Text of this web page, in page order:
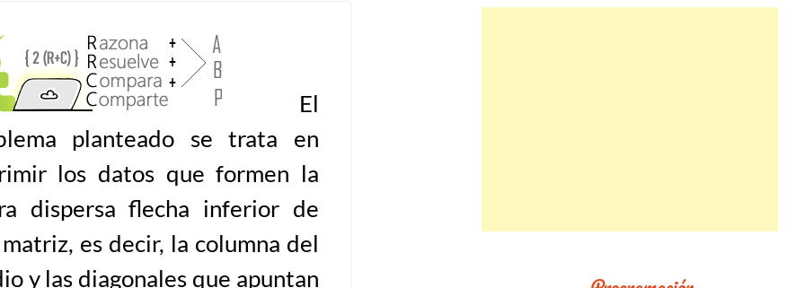
El
planteado se trata en
los datos que formen la
dispersa flecha inferior de
es decir, la columna del
y las diagonales que apuntan